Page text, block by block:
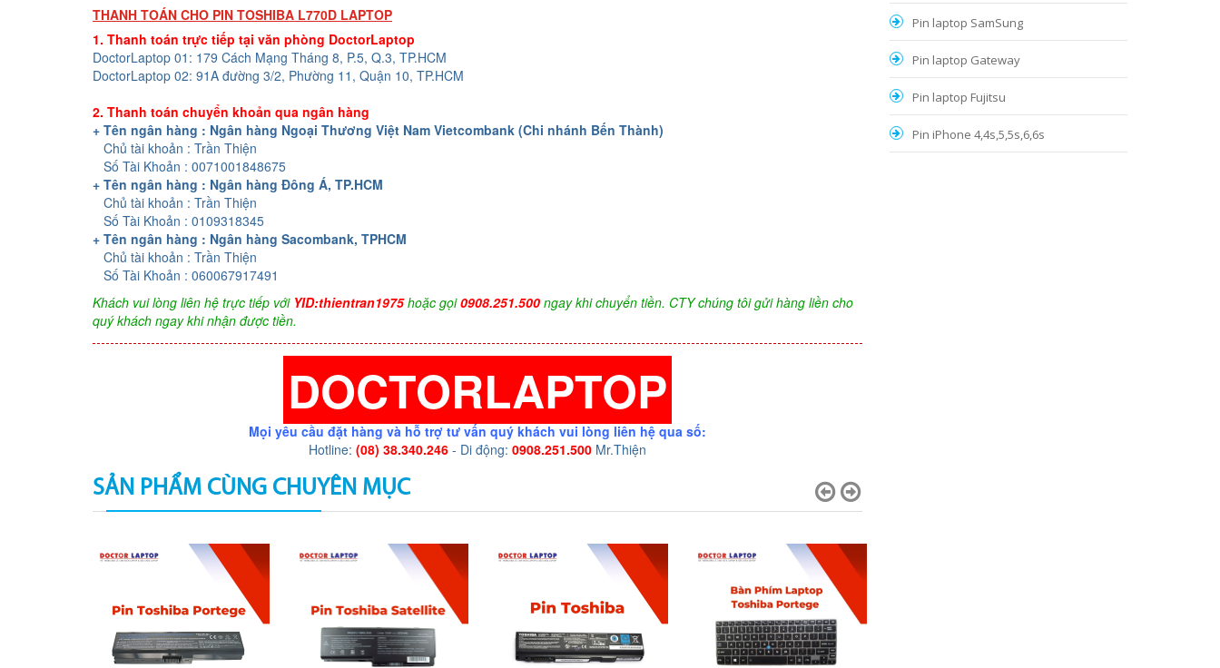
THANH TOÁN CHO PIN TOSHIBA L770D LAPTOP
1. Thanh toán trực tiếp tại văn phòng DoctorLaptop
DoctorLaptop 01: 179 Cách Mạng Tháng 8, P.5, Q.3, TP.HCM
DoctorLaptop 02: 91A đường 3/2, Phường 11, Quận 10, TP.HCM
2. Thanh toán chuyển khoản qua ngân hàng
+ Tên ngân hàng : Ngân hàng Ngoại Thương Việt Nam Vietcombank (Chi nhánh Bến Thành)
Chủ tài khoản : Trần Thiện
Số Tài Khoản : 0071001848675
+ Tên ngân hàng : Ngân hàng Đông Á, TP.HCM
Chủ tài khoản : Trần Thiện
Số Tài Khoản : 0109318345
+ Tên ngân hàng : Ngân hàng Sacombank, TPHCM
Chủ tài khoản : Trần Thiện
Số Tài Khoản : 060067917491
Khách vui lòng liên hệ trực tiếp với YID:thientran1975hoặc gọi0908.251.500 ngay khi chuyển tiền. CTY chúng tôi gửi hàng liền cho
quý khách ngay khi nhận được tiền.
DOCTORLAPTOP
Mọi yêu cầu đặt hàng và hỗ trợ tư vấn quý khách vui lòng liên hệ qua số:
Hotline: (08) 38.340.246- Di động: 0908.251.500Mr.Thiện
SẢN PHẨM CÙNG CHUYÊN MỤC
Pin laptop SamSung
Pin laptop Gateway
Pin laptop Fujitsu
Pin iPhone 4,4s,5,5s,6,6s